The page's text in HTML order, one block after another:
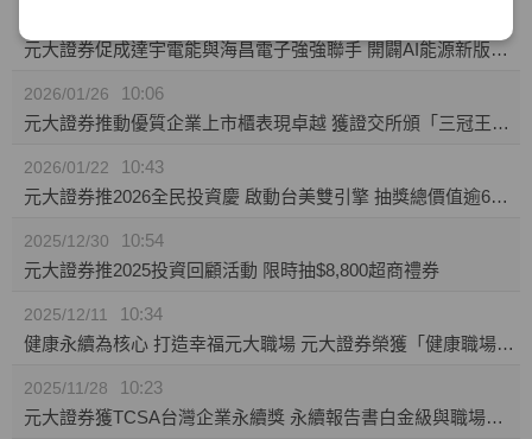
元大證券促成達宇電能與海昌電子強強聯手 開闢AI能源新版圖 推動永續經營與傳承
2026/01/26
10:06
元大證券推動優質企業上市櫃表現卓越 獲證交所頒「三冠王」及櫃買中心肯定
2026/01/22
10:43
元大證券推2026全民投資慶 啟動台美雙引擎 抽獎總價值逾60萬
2025/12/30
10:54
元大證券推2025投資回顧活動 限時抽$8,800超商禮券
2025/12/11
10:34
健康永續為核心 打造幸福元大職場 元大證券榮獲「健康職場標竿獎」銅獎
2025/11/28
10:23
元大證券獲TCSA台灣企業永續獎 永續報告書白金級與職場福祉領袖獎雙項肯定